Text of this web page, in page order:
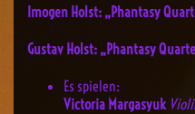
Imogen Holst: „Phantasy
Gustav Holst: „Phantasy
Es spielen:
Victoria Margasyuk